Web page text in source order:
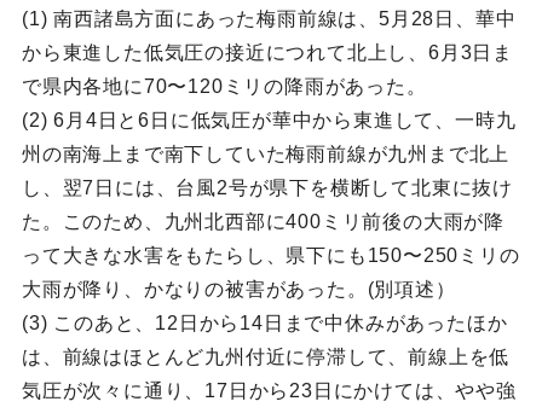
(1) 南西諸島方面にあった梅雨前線は、5月28日、華中
から東進した低気圧の接近につれて北上し、6月3日ま
で県内各地に70〜120ミリの降雨があった。
(2) 6月4日と6日に低気圧が華中から東進して、一時九
州の南海上まで南下していた梅雨前線が九州まで北上
し、翌7日には、台風2号が県下を横断して北東に抜け
た。このため、九州北西部に400ミリ前後の大雨が降
って大きな水害をもたらし、県下にも150〜250ミリの
大雨が降り、かなりの被害があった。(別項述）
(3) このあと、12日から14日まで中休みがあったほか
は、前線はほとんど九州付近に停滞して、前線上を低
気圧が次々に通り、17日から23日にかけては、やや強